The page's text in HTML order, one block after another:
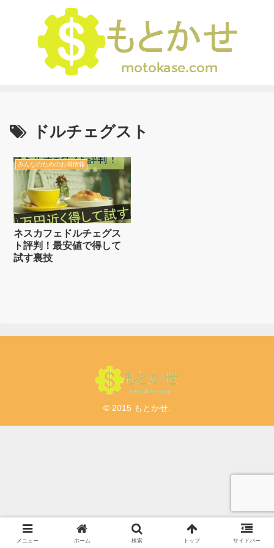
ドルチェグスト
みんなのためのお得情報
ネスカフェドルチェグス
ト評判！最安値で得して
試す裏技
© 2015 もとかせ.
メニュー ホーム 検索 トップ サイドバー